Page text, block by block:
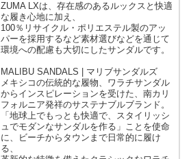
ZUMA LXは、存在感のあるルックスと快適
な履き心地に加え、
100％リサイクル・ポリエステル製のアッ
パーを採用するなど素材選びなどを通じて
環境への配慮も大切にしたサンダルです。
MALIBU SANDALS | マリブサンダルズ
メキシコの伝統的な履物、ワラチサンダル
からインスピレーションを受けた、南カリ
フォルニア発祥のサステナブルブランド。
「地球上でもっとも快適で、スタイリッシ
ュでモダンなサンダルを作る」ことを使命
に、ビーチからタウンまで日常的に履け
る、